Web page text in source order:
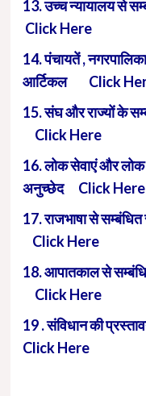
13. उच्च
Click Here
14. पंचायतें ,
आर्टिकल Click
15. संघ और राज्यों
Click Here
16. लोक सेवाएं और
अनुच्छेद Click Here
17. राजभाषा से
Click Here
18. आपातकाल से
Click Here
19 .
Click Here